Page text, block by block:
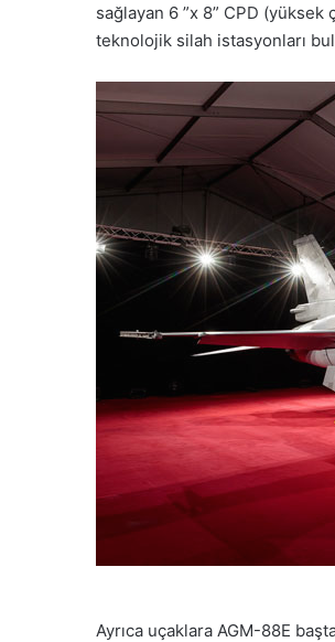
sağlayan 6 ”x 8” CPD
teknolojik silah istasyonları
Ayrıca uçaklara AGM-88E